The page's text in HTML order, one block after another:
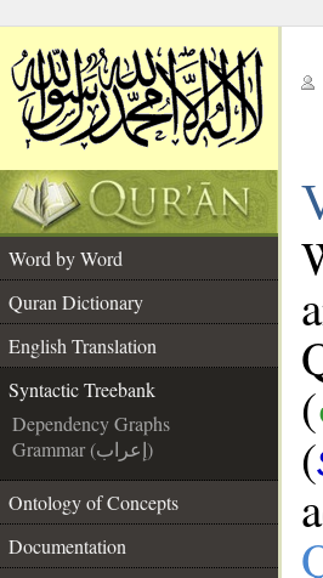
Word by Word
Quran Dictionary
English Translation
Syntactic Treebank
Dependency Graphs
Grammar (إعراب)
Ontology of Concepts
Documentation
(
(